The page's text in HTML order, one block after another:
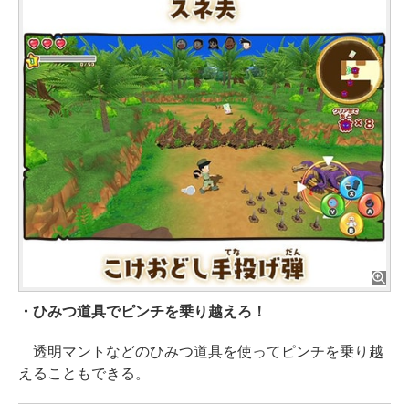
・ひみつ道具でピンチを乗り越えろ！
透明マントなどのひみつ道具を使ってピンチを乗り越
えることもできる。